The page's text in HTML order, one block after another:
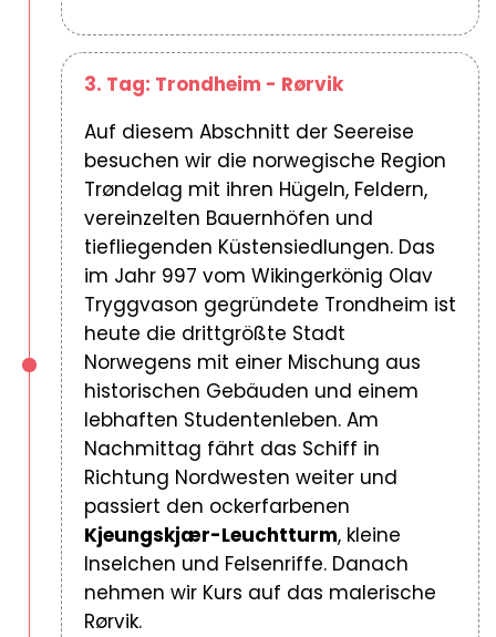
3. Tag: Trondheim - Rørvik
Auf diesem Abschnitt der Seereise
besuchen wir die norwegische Region
Trøndelag mit ihren Hügeln, Feldern,
vereinzelten Bauernhöfen und
tiefliegenden Küstensiedlungen. Das
im Jahr 997 vom Wikingerkönig Olav
Tryggvason gegründete Trondheim ist
heute die drittgrößte Stadt
Norwegens mit einer Mischung aus
historischen Gebäuden und einem
lebhaften Studentenleben. Am
Nachmittag fährt das Schiff in
Richtung Nordwesten weiter und
passiert den ockerfarbenen
Kjeungskjær-Leuchtturm, kleine
Inselchen und Felsenriffe. Danach
nehmen wir Kurs auf das malerische
Rørvik.